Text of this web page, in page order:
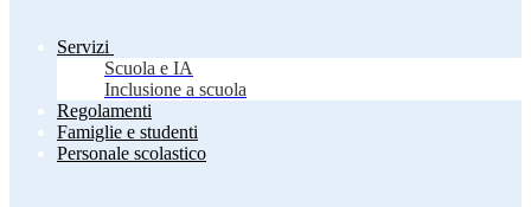
Servizi
Scuola e IA
Inclusione a scuola
Regolamenti
Famiglie e studenti
Personale scolastico